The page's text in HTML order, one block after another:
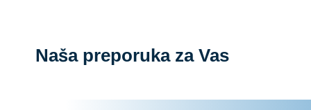
Naša preporuka za Vas